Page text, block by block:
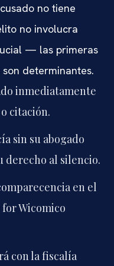
no tiene
no involucra
— las primeras
determinantes.
inmediatamente
citación.
sin su abogado
derecho al silencio.
en el
Wicomico
con la fiscalía